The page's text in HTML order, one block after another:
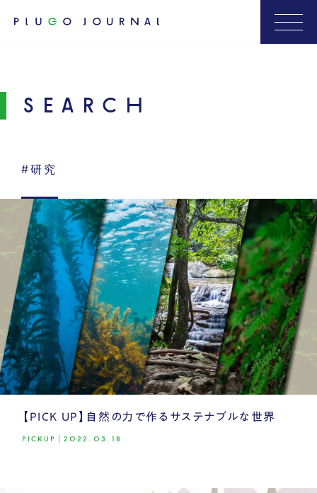
SEARCH
#研究
【PICK UP】自然の力で作るサステナブルな世界
PICKUP 2022.03.18